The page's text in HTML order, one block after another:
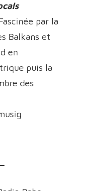
par la
Balkans et
en
puis la
des